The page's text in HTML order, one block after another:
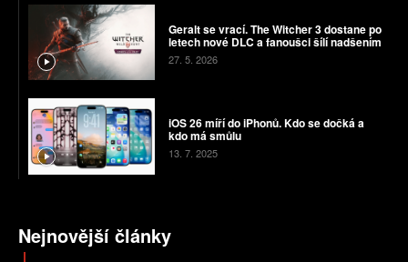
Geralt se vrací. The Witcher 3 dostane po
letech nové DLC a fanoušci šílí nadšením
27. 5. 2026
iOS 26 míří do iPhonů. Kdo se dočká a
kdo má smůlu
13. 7. 2025
Nejnovější články